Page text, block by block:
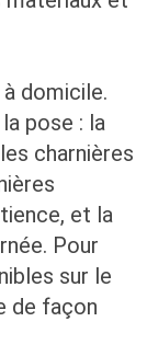
domicile.
pose : la
charnières
et la
Pour
sur le
de façon